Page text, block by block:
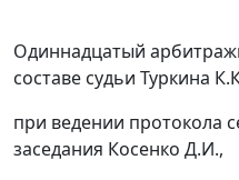
Одиннадцатый
составе судьи Туркина
при ведении протокола
заседания Косенко Д.И.,